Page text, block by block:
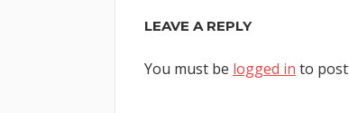
LEAVE A REPLY
You must be logged in to